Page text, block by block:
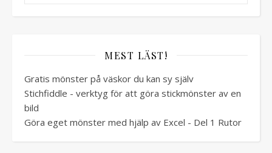
MEST LÄST!
Gratis mönster på väskor du kan sy själv
Stichfiddle - verktyg för att göra stickmönster av en
bild
Göra eget mönster med hjälp av Excel - Del 1 Rutor